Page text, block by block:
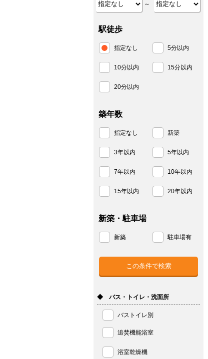
～
駅徒歩
指定なし 5分以内
10分以内 15分以内
20分以内
築年数
指定なし 新築
3年以内 5年以内
7年以内 10年以内
15年以内 20年以内
新築・駐車場
新築 駐車場有
◆ バス・トイレ・洗面所
バストイレ別
追焚機能浴室
浴室乾燥機